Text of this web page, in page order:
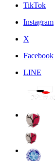
TikTok
Instagram
X
Facebook
LINE